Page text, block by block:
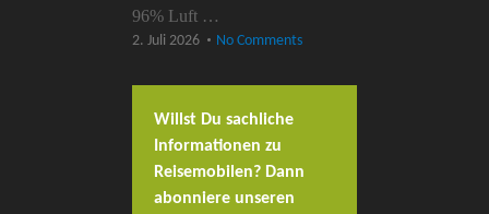
96% Luft …
2. Juli 2026 No Comments
Willst Du sachliche
Informationen zu
Reisemobilen? Dann
abonniere unseren